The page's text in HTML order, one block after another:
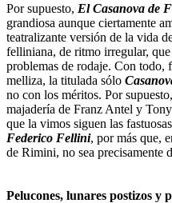
Por supuesto, El Casanova de
grandiosa aunque ciertamente
teatralizante versión de la vida
felliniana, de ritmo irregular,
problemas de rodaje. Con todo,
melliza, la titulada sólo
no con los méritos. Por
majadería de Franz Antel y
que la vimos siguen las
Federico Fellini, por más que,
de Rimini, no sea precisamente
Pelucones, lunares postizos y